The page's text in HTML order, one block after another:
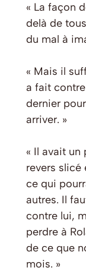
« La façon
delà de
du mal à
« Mais il
a fait
dernier
arriver. »
« Il avait un
revers
ce qui
autres. Il
contre lui,
perdre à
de ce que
mois. »